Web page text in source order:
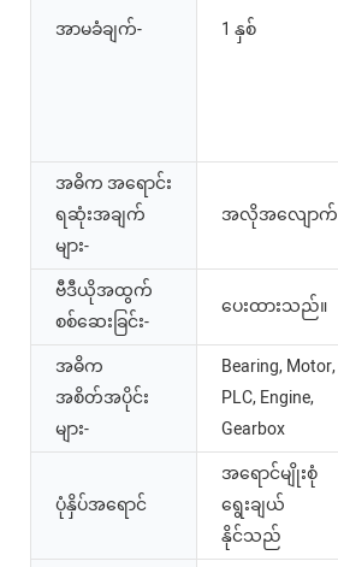
အာမခံချက်- 1 နှစ်
အဓိက အရောင်း
ရဆုံးအချက်
များ-
အလိုအလျောက်
ဗီဒီယိုအထွက်
စစ်ဆေးခြင်း-
ပေးထားသည်။
အဓိက
အစိတ်အပိုင်း
များ-
Bearing, Motor,
PLC, Engine,
Gearbox
ပုံနှိပ်အရောင်
အရောင်မျိုးစုံ
ရွေးချယ်
နိုင်သည်